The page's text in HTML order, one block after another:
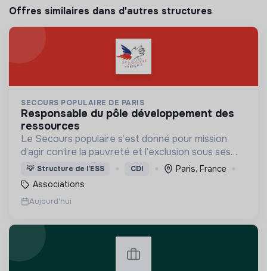
Offres similaires dans d'autres structures
SECOURS POPULAIRE DE PARIS
responsable du pôle développement des
ressources
Le Secours populaire s’est donné pour mission
d’agir contre la pauvreté et l’exclusion sous ses
formes, en France et dans le monde.
💡 Structure de l’ESS CDI
Paris, France
Associations
Aujourd'hui